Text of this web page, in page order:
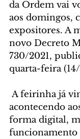
da Ordem vai
aos domingos,
expositores. A
novo Decreto
730/2021,
quarta-feira
acontecendo
forma digital,
funcionamento